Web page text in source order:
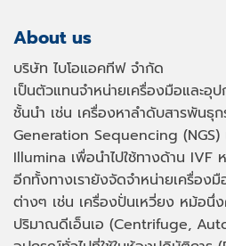
About us
บริษัท ไบโอแอคทีฟ จำกัด
เป็นตัวแทนจำหน่ายเครื่องมือและ
ชั้นนำ เช่น เครื่องหาลำดับสารพันธุ
Generation Sequencing (NGS)
Illumina เพื่อนำไปใช้ทางด้าน IVF
อีกทั้งทางเรายังจัดจำหน่ายเครื่อง
ต่างๆ เช่น เครื่องปั่นเหวี่ยง หม้อนึ่
ปริมาณดีเอ็นเอ (Centrifuge,